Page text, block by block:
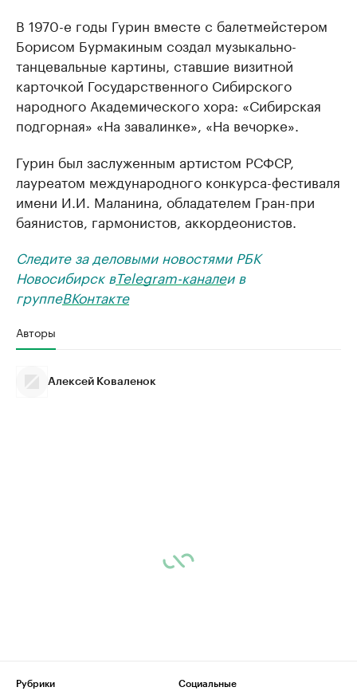
В 1970-е годы Гурин вместе с балетмейстером
Борисом Бурмакиным создал музыкально-
танцевальные картины, ставшие визитной
карточкой Государственного Сибирского
народного Академического хора: «Сибирская
подгорная» «На завалинке», «На вечорке».
Гурин был заслуженным артистом РСФСР,
лауреатом международного конкурса-фестиваля
имени И.И. Маланина, обладателем Гран-при
баянистов, гармонистов, аккордеонистов.
Следите за деловыми новостями РБК
Новосибирск вTelegram-каналеи в
группеВКонтакте
Авторы
Алексей Коваленок
Рубрики
Социальные